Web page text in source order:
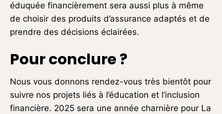
éduquée financièrement sera aussi plus à même
de choisir des produits d’assurance adaptés et de
prendre des décisions éclairées.
Pour conclure ?
Nous vous donnons rendez-vous très bientôt pour
suivre nos projets liés à l’éducation et l’inclusion
financière. 2025 sera une année charnière pour La